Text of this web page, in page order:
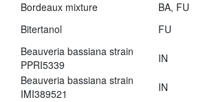
Bordeaux mixture BA, FU
Bitertanol
FU
Beauveria bassiana strain
PPRI5339
IN
Beauveria bassiana strain
IMI389521
IN